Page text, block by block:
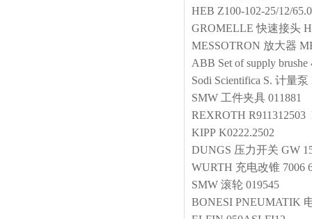
HEB Z100-102-25/12/
GROMELLE 快速接头
MESSOTRON 放大器
ABB Set of supply brushe
Sodi Scientifica S. 计量泵
SMW 工件夹具 011881
REXROTH
KIPP K0222.2502
DUNGS 压力开关 GW
WURTH 充电改锥 7006
SMW 滚轮 019545
BONESI PNEUMATIK